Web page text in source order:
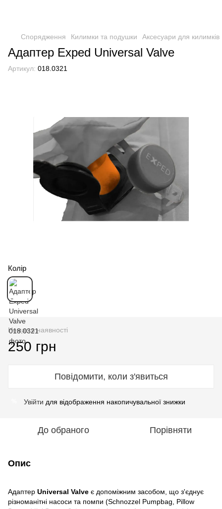
Спорядження Килимки та подушки Аксесуари для килимків
Адаптер Exped Universal Valve
Артикул: 018.0321
Колір
Немає в наявності
250 грн
Повідомити, коли з'явиться
Увійти для відображення накопичувальної знижки
До обраного Порівняти
Опис
Адаптер Universal Valve є допоміжним засобом, що з'єднує
різноманітні насоси та помпи (Schnozzel Pumpbag, Pillow